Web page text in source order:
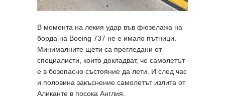
В момента на лекия удар във фюзелажа на
борда на Boeing 737 не е имало пътници.
Минималните щети са прегледани от
специалисти, които докладват, че самолетът
е в безопасно състояние да лети. И след час
и половина закъснение самолетът излита от
Аликанте в посока Англия.